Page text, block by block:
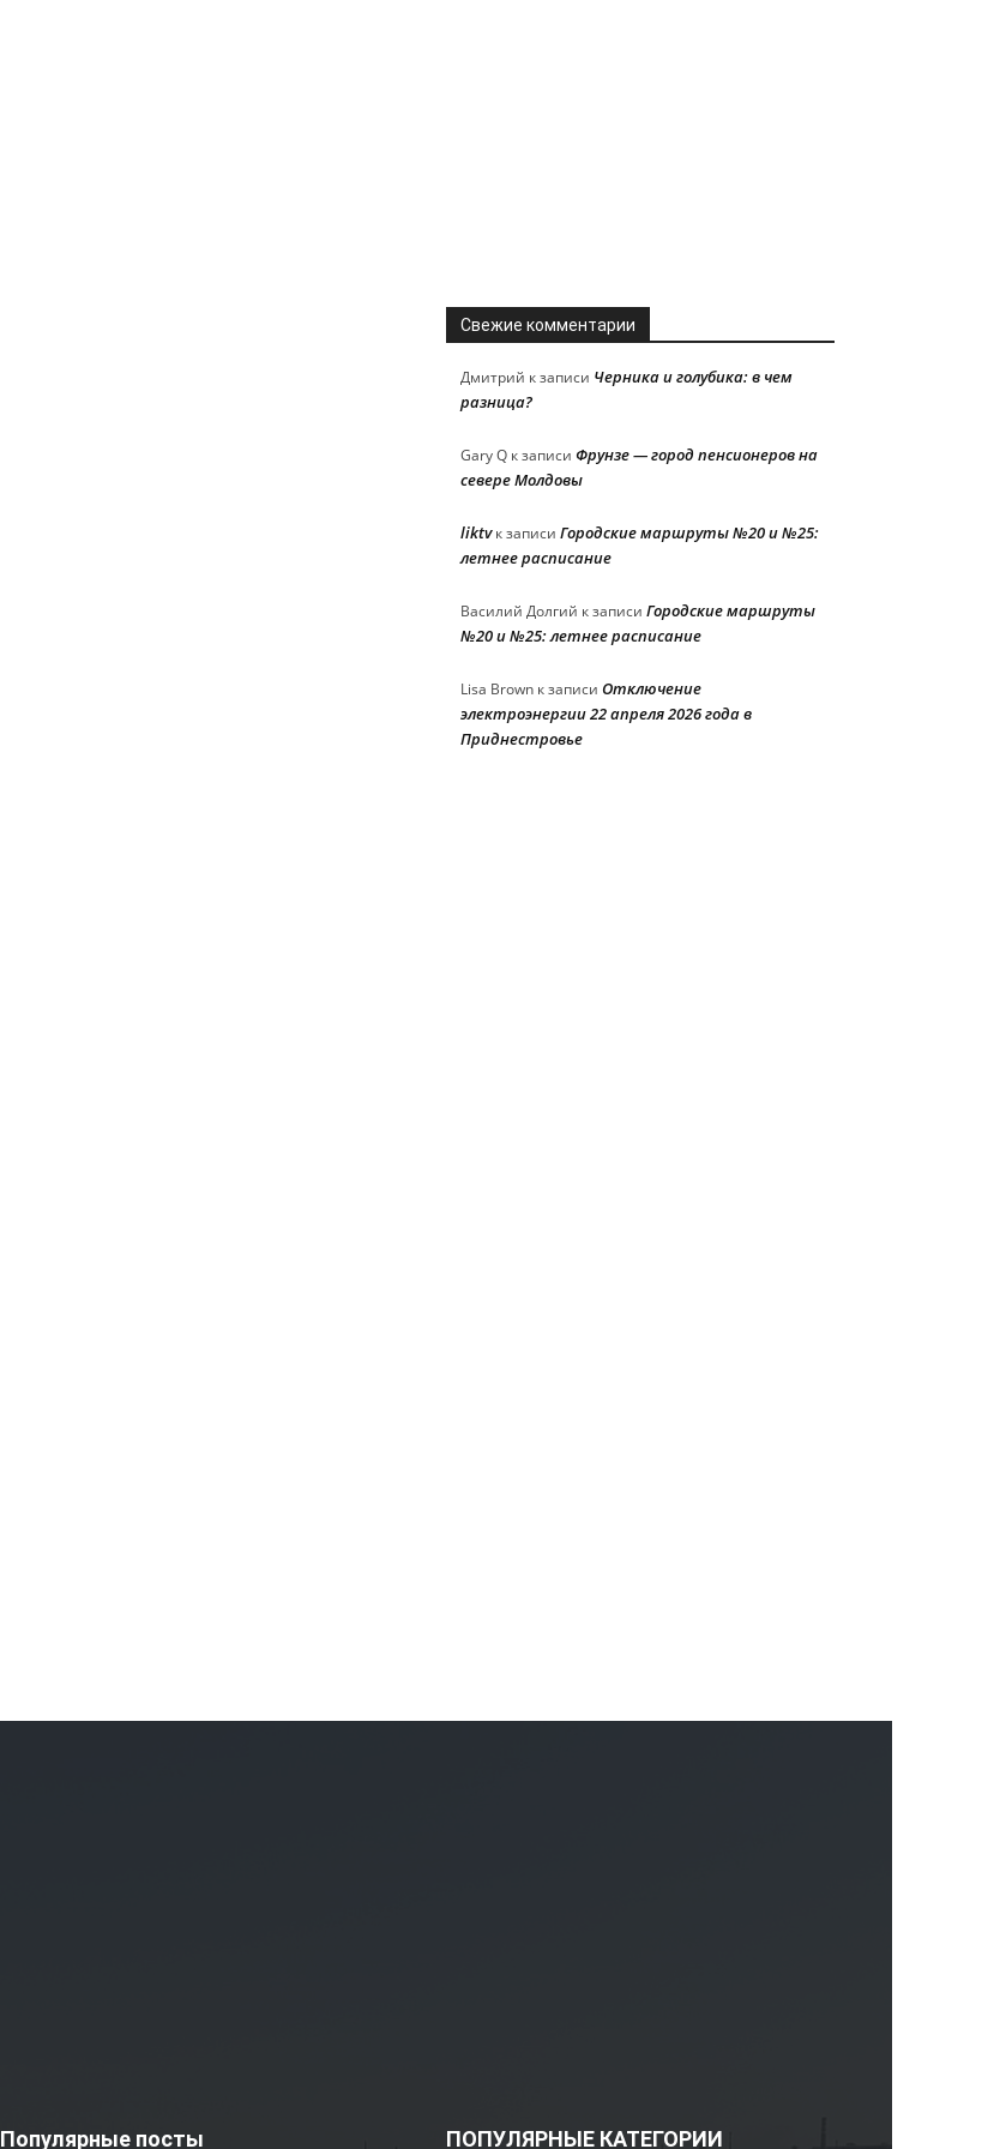
Свежие комментарии
Дмитрий к записи Черника и голубика: в чем
разница?
Gary Q к записи Фрунзе — город пенсионеров на
севере Молдовы
liktvк записи Городские маршруты №20 и №25:
летнее расписание
Василий Долгий к записи Городские маршруты
№20 и №25: летнее расписание
Lisa Brown к записи Отключение
электроэнергии 22 апреля 2026 года в
Приднестровье
Популярные посты ПОПУЛЯРНЫЕ КАТЕГОРИИ